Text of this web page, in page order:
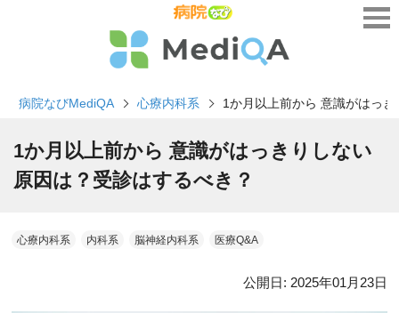
病院なびMediQA 心療内科系 1か月以上前から 意識がはっ
1か月以上前から 意識がはっきりしない
原因は？受診はするべき？
心療内科系 内科系 脳神経内科系 医療Q&A
公開日: 2025年01月23日